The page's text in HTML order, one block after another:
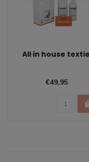
All in house
€49,95